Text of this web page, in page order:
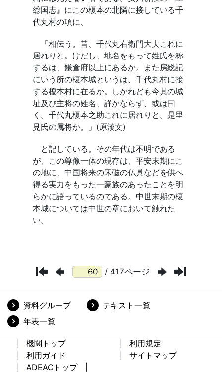
/ 417ページ
資料グループ
テキスト一覧
年表一覧
機関トップ
利用規定
利用ガイド
サイトマップ
ADEACトップ